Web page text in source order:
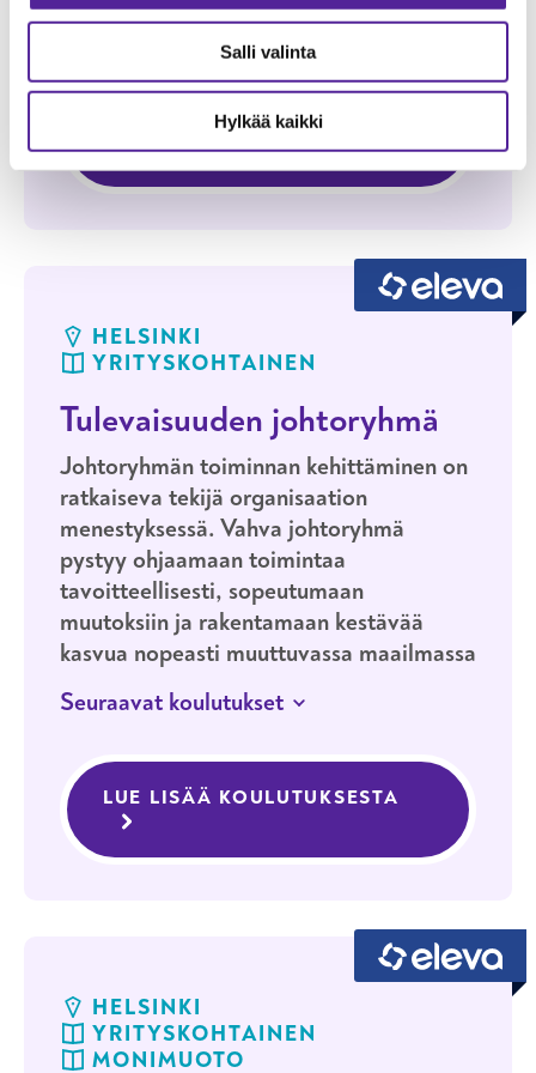
Salli valinta
Hylkää kaikki
Seuraavat koulutukset
Tiimipäivä verkkosivuja varten
LUE LISÄÄ KOULUTUKSESTA
HELSINKI
YRITYSKOHTAINEN
Tulevaisuuden johtoryhmä
Johtoryhmän toiminnan kehittäminen on
ratkaiseva tekijä organisaation
menestyksessä. Vahva johtoryhmä
pystyy ohjaamaan toimintaa
tavoitteellisesti, sopeutumaan
muutoksiin ja rakentamaan kestävää
kasvua nopeasti muuttuvassa maailmassa
Seuraavat koulutukset
Tulevaisuuden johtoryhmä -
valmennusohjelma verkkosivuille
JATKUVA HAKU
LUE LISÄÄ KOULUTUKSESTA
HELSINKI
YRITYSKOHTAINEN
MONIMUOTO